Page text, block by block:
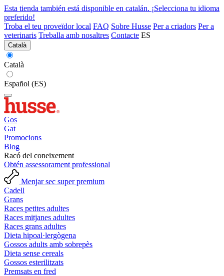
Esta tienda también está disponible en catalán. ¡Selecciona tu idioma
preferido!
Troba el teu proveïdor local FAQ Sobre Husse Per a criadors Per a
veterinaris Treballa amb nosaltres Contacte ES
Català
Català
Español (ES)
Gos
Gat
Promocions
Blog
Racó del coneixement
Obtén assessorament professional
Menjar sec super premium
Cadell
Grans
Races petites adultes
Races mitjanes adultes
Races grans adultes
Dieta hipoal·lergògena
Gossos adults amb sobrepès
Dieta sense cereals
Gossos esterilitzats
Premsats en fred